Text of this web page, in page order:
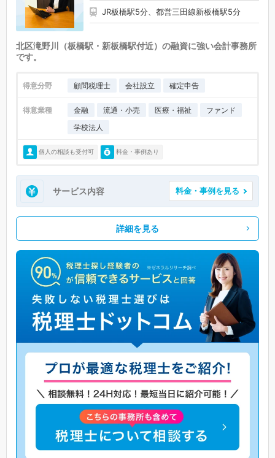
JR板橋駅5分、都営三田線新板橋駅5分
北区滝野川（板橋駅・新板橋駅付近）の融資に強い会計事務所
です。
得意分野 顧問税理士 会社設立 確定申告
得意業種 金融 流通・小売 医療・福祉
ファンド
学校法人
個人の相談も受付可 料金・事例あり
サービス内容 料金・事例を見る
詳細を見る